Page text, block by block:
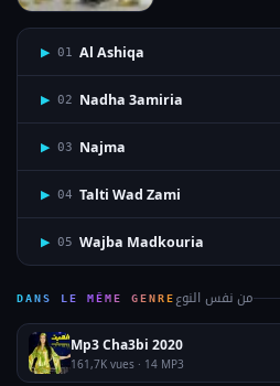
▶ 01 Al Ashiqa
▶ 02 Nadha 3amiria
▶ 03 Najma
▶ 04 Talti Wad Zami
▶ 05 Wajba Madkouria
DANS LE MÊME GENRE من نفس النوع
Mp3 Cha3bi 2020
161,7K vues · 14 MP3